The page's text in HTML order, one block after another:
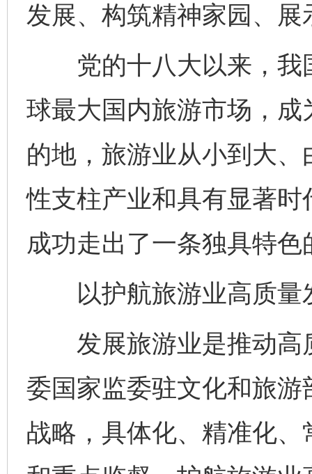
发展、构筑精神家园、
党的十八大以来，我
球最大国内旅游市场，
的地，旅游业从小到大
性支柱产业和具有显著
成功走出了一条独具特
以护航旅游业高质量
发展旅游业是推动高
委国家监委驻文化和旅
战略，具体化、精准化